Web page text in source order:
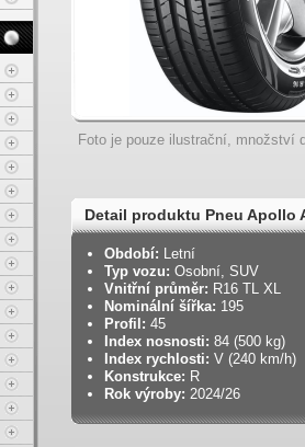
Foto je pouze ilustrační, množství
Detail produktu Pneu Apollo
Období: Letní
Typ vozu: Osobní, SUV
Vnitřní průměr: R16 TL XL
Nominální šířka: 195
Profil: 45
Index nosnosti: 84 (500 kg)
Index rychlosti: V (240 km/h)
Konstrukce: R
Rok výroby: 2024/26